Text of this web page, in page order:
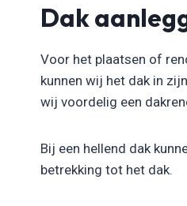
Dak
Voor het plaatsen of
kunnen wij het dak in
wij voordelig een
Bij een hellend dak
betrekking tot het dak.